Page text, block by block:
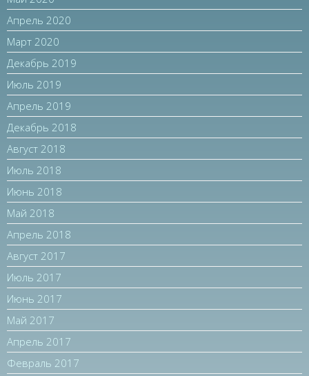
Апрель 2020
Март 2020
Декабрь 2019
Июль 2019
Апрель 2019
Декабрь 2018
Август 2018
Июль 2018
Июнь 2018
Май 2018
Апрель 2018
Август 2017
Июль 2017
Июнь 2017
Май 2017
Апрель 2017
Февраль 2017